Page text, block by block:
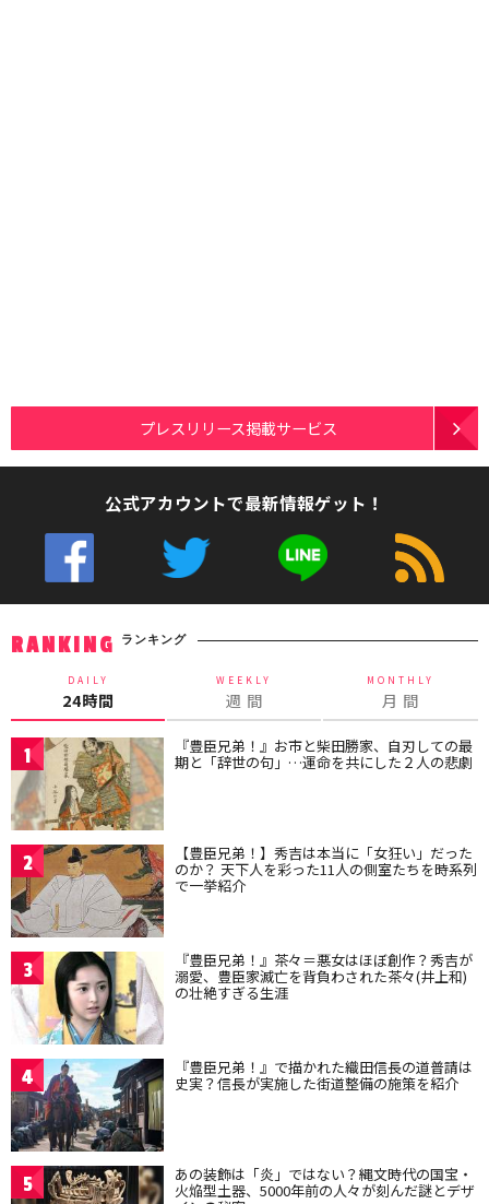
プレスリリース掲載サービス
公式アカウントで最新情報ゲット！
RANKING ランキング
DAILY
24時間
WEEKLY
週 間
MONTHLY
月 間
1 『豊臣兄弟！』お市と柴田勝家、自刃しての最
期と「辞世の句」…運命を共にした２人の悲劇
2 【豊臣兄弟！】秀吉は本当に「女狂い」だった
のか？ 天下人を彩った11人の側室たちを時系列
で一挙紹介
3 『豊臣兄弟！』茶々＝悪女はほぼ創作？秀吉が
溺愛、豊臣家滅亡を背負わされた茶々(井上和)
の壮絶すぎる生涯
4 『豊臣兄弟！』で描かれた織田信長の道普請は
史実？信長が実施した街道整備の施策を紹介
5 あの装飾は「炎」ではない？縄文時代の国宝・
火焔型土器、5000年前の人々が刻んだ謎とデザ